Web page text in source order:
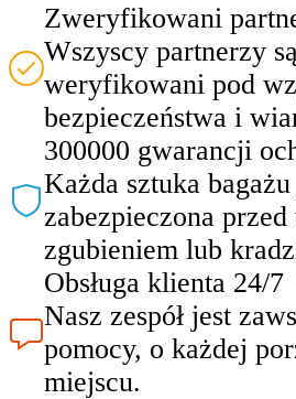
Zweryfikowani
Wszyscy partnerzy
weryfikowani pod
bezpieczeństwa i
300000 gwarancji
Każda sztuka
zabezpieczona
zgubieniem lub
Obsługa klienta 24/7
Nasz zespół jest
pomocy, o każdej
miejscu.